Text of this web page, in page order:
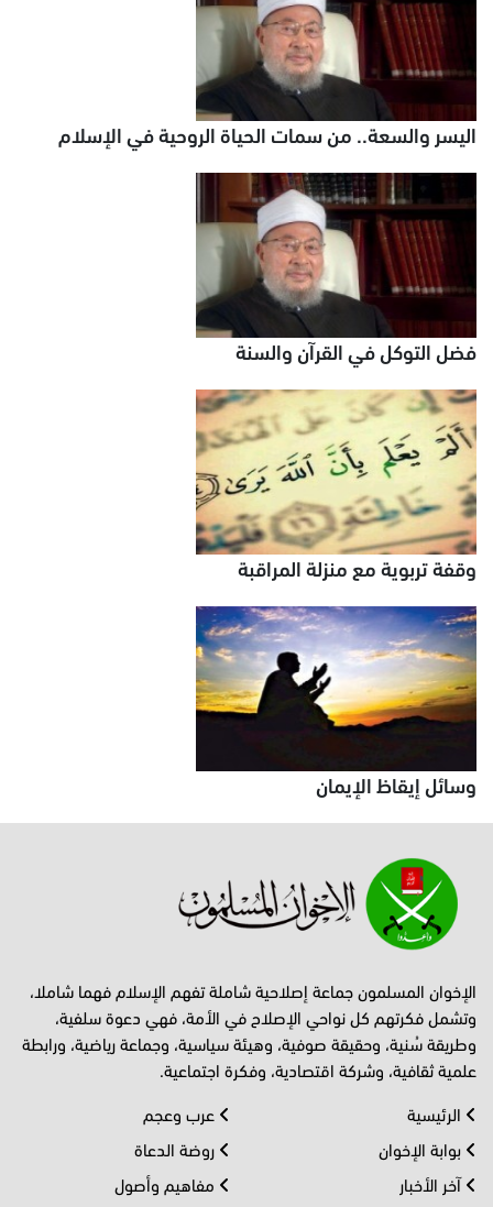
اليسر والسعة.. من سمات الحياة الروحية في الإسلام
فضل التوكل في القرآن والسنة
وقفة تربوية مع منزلة المراقبة
وسائل إيقاظ الإيمان
الإخوان المسلمون جماعة إصلاحية شاملة تفهم الإسلام فهما شاملا،
وتشمل فكرتهم كل نواحي الإصلاح في الأمة، فهي دعوة سلفية،
وطريقة سُنية، وحقيقة صوفية، وهيئة سياسية، وجماعة رياضية، ورابطة
علمية ثقافية، وشركة اقتصادية، وفكرة اجتماعية.
الرئيسية
بوابة الإخوان
آخر الأخبار
عرب وعجم
روضة الدعاة
مفاهيم وأصول